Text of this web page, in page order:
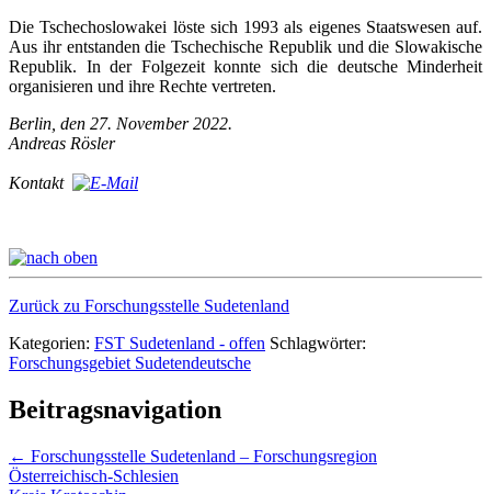
Die Tschechoslowakei löste sich 1993 als eigenes Staatswesen auf.
Aus ihr entstanden die Tschechische Republik und die Slowakische
Republik. In der Folgezeit konnte sich die deutsche Minderheit
organisieren und ihre Rechte vertreten.
Berlin, den 27. November 2022.
Andreas Rösler
Kontakt
Zurück zu Forschungsstelle Sudetenland
Kategorien: FST Sudetenland - offen Schlagwörter:
Forschungsgebiet Sudetendeutsche
Beitragsnavigation
← Forschungsstelle Sudetenland – Forschungsregion
Österreichisch-Schlesien